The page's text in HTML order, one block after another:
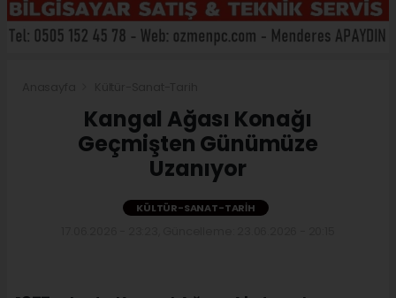
Kangal Ağası Konağı
Geçmişten Günümüze
Uzanıyor
KÜLTÜR-SANAT-TARIH